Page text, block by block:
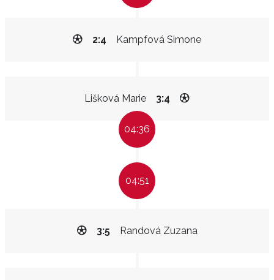
Kampfová Simone
2:4
Lišková Marie 3:4
04:36
04:51
Randová Zuzana
3:5